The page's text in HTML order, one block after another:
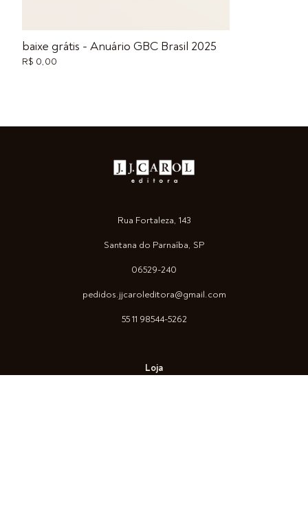
baixe grátis - Anuário GBC Brasil 2025
R$ 0,00
Rua Fortaleza, 143
Santana do Parnaíba, SP
06529-240
pedidos.jjcaroleditora@gmail.com
55 11 98544-5262
Loja